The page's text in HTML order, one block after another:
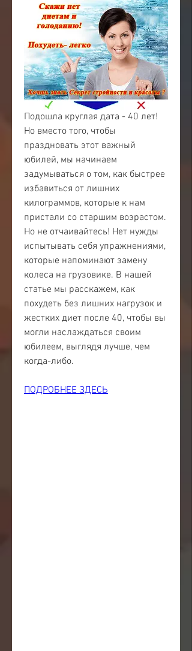
Подошла круглая дата - 40 лет!
Но вместо того, чтобы
праздновать этот важный
юбилей, мы начинаем
задумываться о том, как быстрее
избавиться от лишних
килограммов, которые к нам
пристали со старшим возрастом.
Но не отчаивайтесь! Нет нужды
испытывать себя упражнениями,
которые напоминают замену
колеса на грузовике. В нашей
статье мы расскажем, как
похудеть без лишних нагрузок и
жестких диет после 40, чтобы вы
могли наслаждаться своим
юбилеем, выглядя лучше, чем
когда-либо.
ПОДРОБНЕЕ ЗДЕСЬ